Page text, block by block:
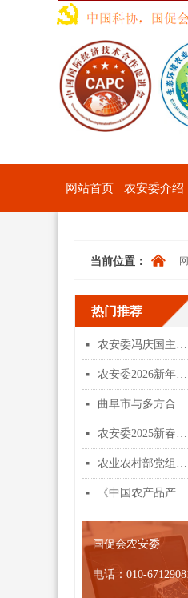
网站首页 农安委介绍
当前位置： 낀
国促会农安委
电话： 010-
热门推荐
넷 农安委冯庆国主任会见临朐县人大马建平主任一行
넷 农安委2026新年贺词
넷 曲阜市与多方合作伙伴共商农安委项目落地策略会谈成功举办
넷 农安委2025新春贺词
넷 农业农村部党组召开会议强调 深入学习贯彻习近平总书记重要指示和中央农村工作会议精神 扎实有力做好农业农村各项工作
넷 《中国农产品产地冷链物流发展报告（2024）》正式发布